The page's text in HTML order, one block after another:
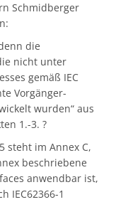
Schmidberger
die
nicht unter
gemäß IEC
Vorgänger-
wurden“ aus
1.-3. ?
steht im Annex C,
beschriebene
anwendbar ist,
IEC62366-1